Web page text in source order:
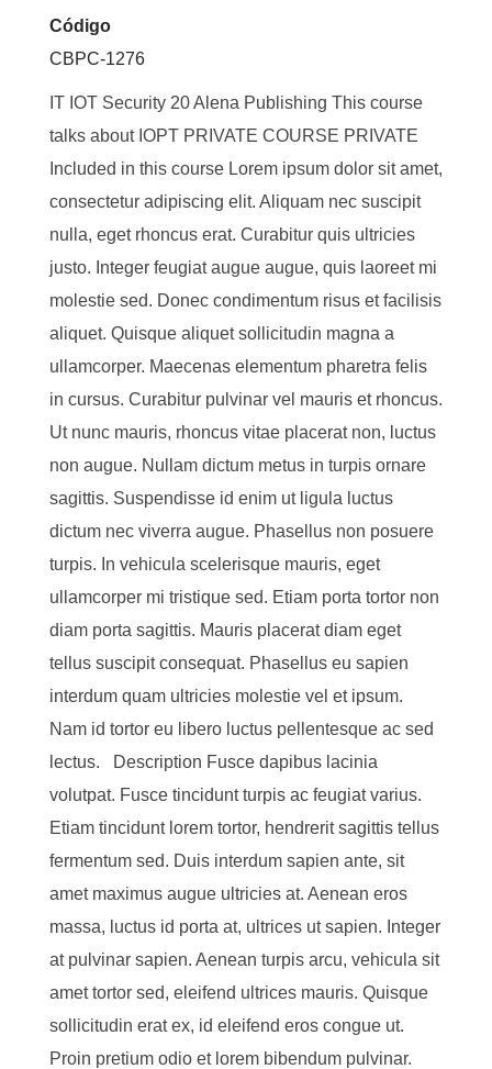
Código
CBPC-1276
IT IOT Security 20 Alena Publishing This course
talks about IOPT PRIVATE COURSE PRIVATE
Included in this course Lorem ipsum dolor sit amet,
consectetur adipiscing elit. Aliquam nec suscipit
nulla, eget rhoncus erat. Curabitur quis ultricies
justo. Integer feugiat augue augue, quis laoreet mi
molestie sed. Donec condimentum risus et facilisis
aliquet. Quisque aliquet sollicitudin magna a
ullamcorper. Maecenas elementum pharetra felis
in cursus. Curabitur pulvinar vel mauris et rhoncus.
Ut nunc mauris, rhoncus vitae placerat non, luctus
non augue. Nullam dictum metus in turpis ornare
sagittis. Suspendisse id enim ut ligula luctus
dictum nec viverra augue. Phasellus non posuere
turpis. In vehicula scelerisque mauris, eget
ullamcorper mi tristique sed. Etiam porta tortor non
diam porta sagittis. Mauris placerat diam eget
tellus suscipit consequat. Phasellus eu sapien
interdum quam ultricies molestie vel et ipsum.
Nam id tortor eu libero luctus pellentesque ac sed
lectus. Description Fusce dapibus lacinia
volutpat. Fusce tincidunt turpis ac feugiat varius.
Etiam tincidunt lorem tortor, hendrerit sagittis tellus
fermentum sed. Duis interdum sapien ante, sit
amet maximus augue ultricies at. Aenean eros
massa, luctus id porta at, ultrices ut sapien. Integer
at pulvinar sapien. Aenean turpis arcu, vehicula sit
amet tortor sed, eleifend ultrices mauris. Quisque
sollicitudin erat ex, id eleifend eros congue ut.
Proin pretium odio et lorem bibendum pulvinar.